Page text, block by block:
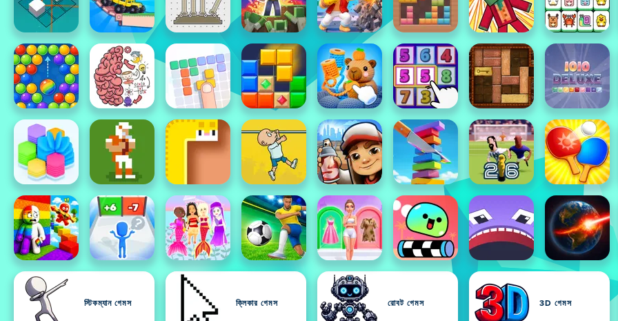
স্টিকম্যান গেমস ক্লিকার গেমস রোবট গেমস 3D গেমস